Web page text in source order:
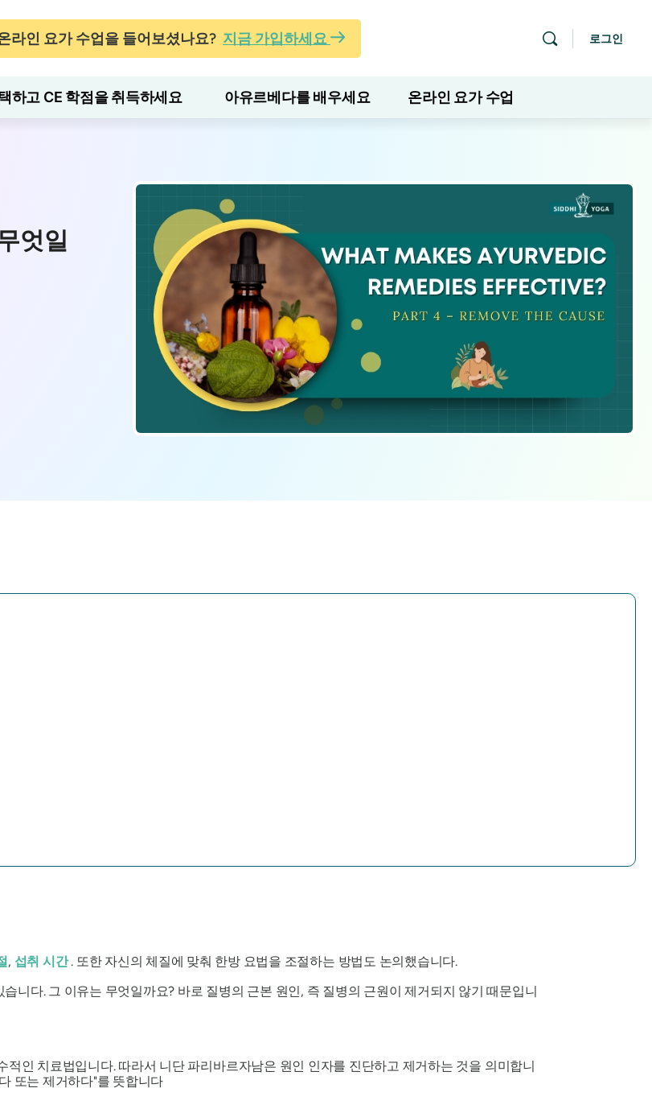
라인 요가 수업을 들어보셨나요? 지금 가입하세요 로그인
하고 CE 학점을 취득하세요 아유르베다를 배우세요 온라인 요가 수업
엇일
, 섭취 시간. 또한 자신의 체질에 맞춰 한방 요법을 조절하는 방법도 논의했습니다.
니다. 그 이유는 무엇일까요? 바로 질병의 근본 원인, 즉 질병의 근원이 제거되지 않기 때문입니
인 치료법입니다. 따라서 니단 파리바르자남은 원인 인자를 진단하고 제거하는 것을 의미합니
또는 제거하다"를 뜻합니다